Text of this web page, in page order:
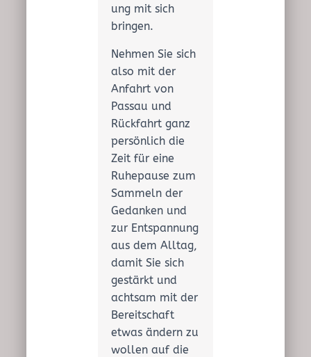
ung mit sich
bringen.
Nehmen Sie sich
also mit der
Anfahrt von
Passau und
Rückfahrt ganz
persönlich die
Zeit für eine
Ruhepause zum
Sammeln der
Gedanken und
zur Entspannung
aus dem Alltag,
damit Sie sich
gestärkt und
achtsam mit der
Bereitschaft
etwas ändern zu
wollen auf die